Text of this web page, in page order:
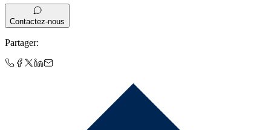
Contactez-nous
Partager: